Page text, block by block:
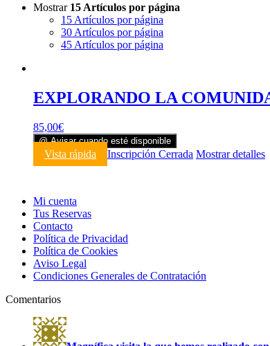
Mostrar 15 Artículos por página
15 Artículos por página
30 Artículos por página
45 Artículos por página
EXPLORANDO LA
85,00€
@ Avisar cuando esté disponible
Vista rápida Inscripción Cerrada Mostrar detalles
Mi cuenta
Tus Reservas
Contacto
Política de Privacidad
Política de Cookies
Aviso Legal
Condiciones Generales de Contratación
Comentarios